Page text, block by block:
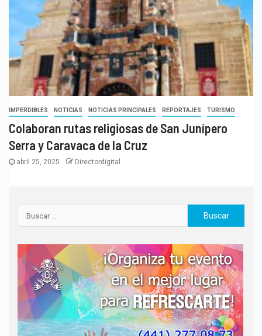
IMPERDIBLES NOTICIAS NOTICIAS PRINCIPALES REPORTAJES TURISMO
Colaboran rutas religiosas de San Junípero
Serra y Caravaca de la Cruz
abril 25, 2025 Directordigital